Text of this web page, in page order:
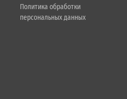
Политика обработки
персональных данных